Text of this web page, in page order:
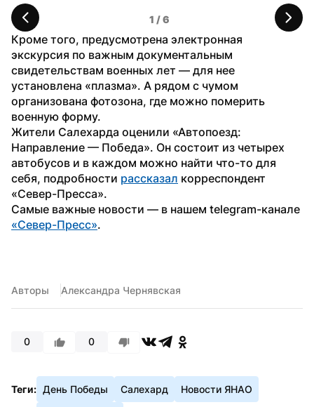
1 / 6
Кроме того, предусмотрена электронная
экскурсия по важным документальным
свидетельствам военных лет — для нее
установлена «плазма». А рядом с чумом
организована фотозона, где можно померить
военную форму.
Жители Салехарда оценили «Автопоезд:
Направление — Победа». Он состоит из четырех
автобусов и в каждом можно найти что-то для
себя, подробности рассказал корреспондент
«Север-Пресса».
«Север-Пресс».
Авторы Александра Чернявская
0 0
Теги: День Победы Салехард Новости ЯНАО